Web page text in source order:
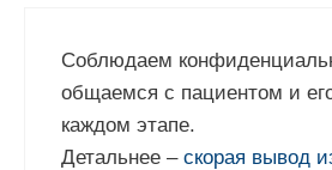
Соблюдаем
общаемся с пациентом и
каждом этапе.
Детальнее – скорая вывод